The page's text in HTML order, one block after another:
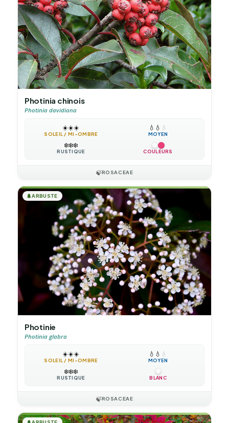
Photinia chinois
Photinia davidiana
☀️☀️☀️
SOLEIL / MI-OMBRE
💧 💧 💧
MOYEN
❄️❄️❄️
RUSTIQUE COULEURS
🍃ROSACEAE
🌲ARBUSTE
Photinie
Photinia glabra
☀️☀️☀️
SOLEIL / MI-OMBRE
💧 💧 💧
MOYEN
❄️❄️❄️
RUSTIQUE BLANC
🍃ROSACEAE
ARBUSTE